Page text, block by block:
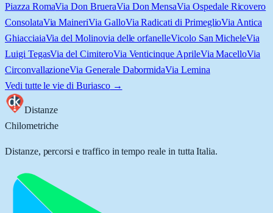
Piazza RomaVia Don BrueraVia Don MensaVia Ospedale Ricovero
ConsolataVia MaineriVia GalloVia Radicati di PrimeglioVia Antica
GhiacciaiaVia del Molinovia delle orfanelleVicolo San MicheleVia
Luigi TegasVia del CimiteroVia Venticinque AprileVia MacelloVia
CirconvallazioneVia Generale DabormidaVia Lemina
Vedi tutte le vie di Buriasco→
Distanze
Chilometriche
Distanze, percorsi e traffico in tempo reale in tutta Italia.